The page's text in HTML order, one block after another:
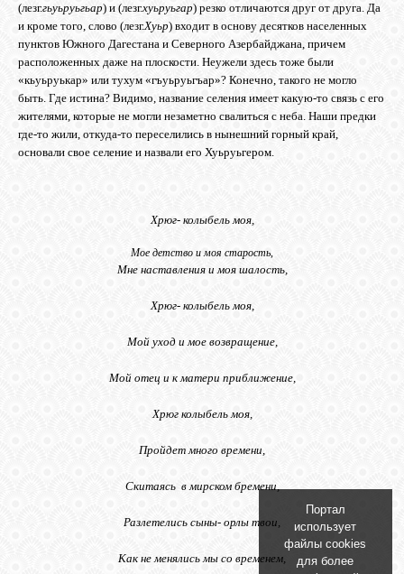
(лезг.гьуьруьгьар) и (лезг.хуьруьгар) резко отличаются друг от друга. Да
и кроме того, слово (лезг.Хуьр) входит в основу десятков населенных
пунктов Южного Дагестана и Северного Азербайджана, причем
расположенных даже на плоскости. Неужели здесь тоже были
«кьуьруькар» или тухум «гъуьруьгъар»? Конечно, такого не могло
быть. Где ис­тина? Видимо, название селения имеет какую-то связь с его
жителями, которые не могли незаметно свалиться с неба. Наши предки
где-то жили, откуда-то переселились в нынешний горный край,
основали свое селение и наз­вали его Хуьруьгером.
Хрюг- колыбель моя,
Мое детство и моя старость,
Мне наставления и моя шалость,
Хрюг- колыбель моя,
Мой уход и мое возвращение,
Мой отец и к матери приближение,
Хрюг колыбель моя,
Пройдет много времени,
Скитаясь в мирском бремени,
Разлетелись сыны- орлы твои,
Как не менялись мы со временем,
Портал
использует
файлы cookies
для более